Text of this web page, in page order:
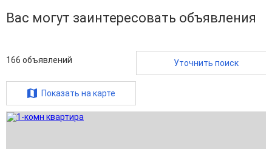
Вас могут заинтересовать объявления
166 объявлений Уточнить поиск
Показать на карте